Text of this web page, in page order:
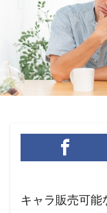
キャラ販売可能